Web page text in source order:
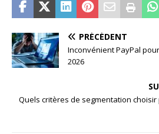
PRÉCÉDENT
Inconvénient PayPal
2026
Quels critères de segmentation